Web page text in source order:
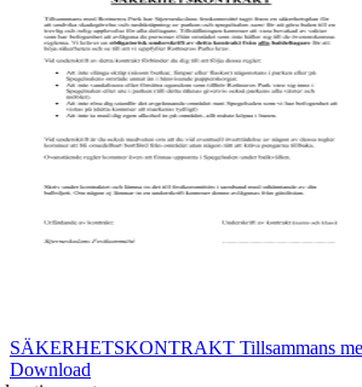
SÄKERHETSKONTRAKT Tillsammans
Download